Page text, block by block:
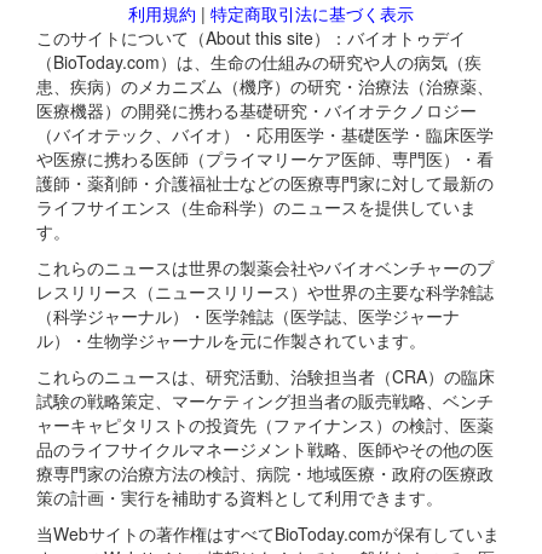
利用規約 | 特定商取引法に基づく表示
このサイトについて（About this site）：バイオトゥデイ
（BioToday.com）は、生命の仕組みの研究や人の病気（疾
患、疾病）のメカニズム（機序）の研究・治療法（治療薬、
医療機器）の開発に携わる基礎研究・バイオテクノロジー
（バイオテック、バイオ）・応用医学・基礎医学・臨床医学
や医療に携わる医師（プライマリーケア医師、専門医）・看
護師・薬剤師・介護福祉士などの医療専門家に対して最新の
ライフサイエンス（生命科学）のニュースを提供していま
す。
これらのニュースは世界の製薬会社やバイオベンチャーのプ
レスリリース（ニュースリリース）や世界の主要な科学雑誌
（科学ジャーナル）・医学雑誌（医学誌、医学ジャーナ
ル）・生物学ジャーナルを元に作製されています。
これらのニュースは、研究活動、治験担当者（CRA）の臨床
試験の戦略策定、マーケティング担当者の販売戦略、ベンチ
ャーキャピタリストの投資先（ファイナンス）の検討、医薬
品のライフサイクルマネージメント戦略、医師やその他の医
療専門家の治療方法の検討、病院・地域医療・政府の医療政
策の計画・実行を補助する資料として利用できます。
当Webサイトの著作権はすべてBioToday.comが保有していま